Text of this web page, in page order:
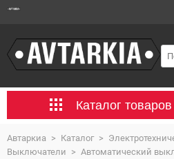
Каталог товаров
Автаркиа > Каталог >
Выключатели > Автоматический